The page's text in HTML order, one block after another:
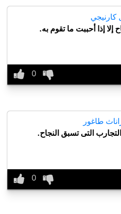
كارنيجي
إلا إذا أحببت ما تقوم به.
طاغور
التى تسبق النجاح.